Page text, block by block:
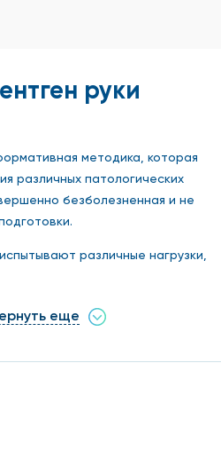
руки
методика, которая
различных патологических
безболезненная и не
различные нагрузки,
быстро и точно
рентген
еще